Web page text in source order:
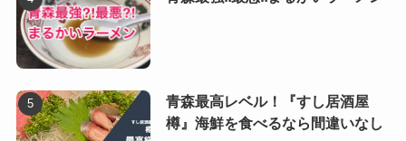
青森最高レベル！『すし居酒屋
樽』海鮮を食べるなら間違いなし